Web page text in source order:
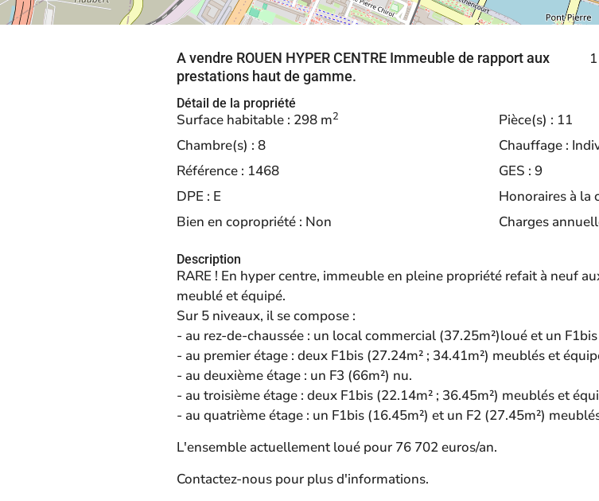
A vendre ROUEN HYPER CENTRE Immeuble de rapport aux
prestations haut de gamme.
Détail de la propriété
Surface habitable : 298 m2 Pièce(s) : 11
Chambre(s) : 8 Chauffage :
Référence : 1468 GES : 9
DPE : E Honoraires à la
Bien en copropriété : Non Charges
Description
RARE ! En hyper centre, immeuble en pleine propriété refait à neuf
meublé et équipé.
Sur 5 niveaux, il se compose :
- au rez-de-chaussée : un local commercial (37.25m²)loué et un
- au premier étage : deux F1bis (27.24m² ; 34.41m²) meublés et
- au deuxième étage : un F3 (66m²) nu.
- au troisième étage : deux F1bis (22.14m² ; 36.45m²) meublés et
- au quatrième étage : un F1bis (16.45m²) et un F2 (27.45m²)
L'ensemble actuellement loué pour 76 702 euros/an.
Contactez-nous pour plus d'informations.